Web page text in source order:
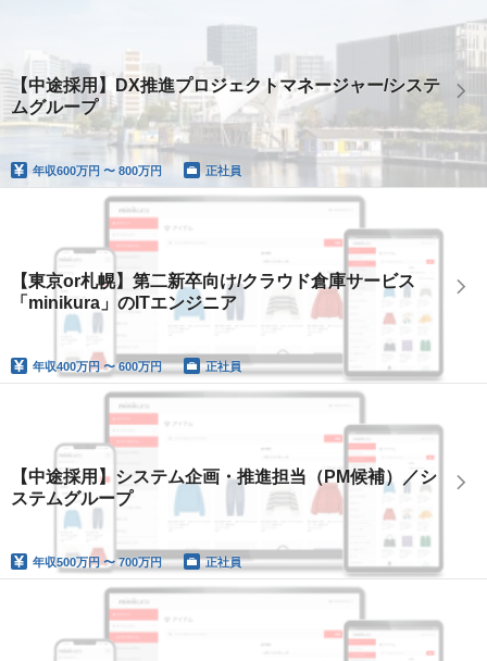
【中途採用】DX推進プロジェクトマネージャー/システ
ムグループ
年収600万円 〜 800万円 正社員
【東京or札幌】第二新卒向け/クラウド倉庫サービス
「minikura」のITエンジニア
年収400万円 〜 600万円 正社員
【中途採用】システム企画・推進担当（PM候補）／シ
ステムグループ
年収500万円 〜 700万円 正社員